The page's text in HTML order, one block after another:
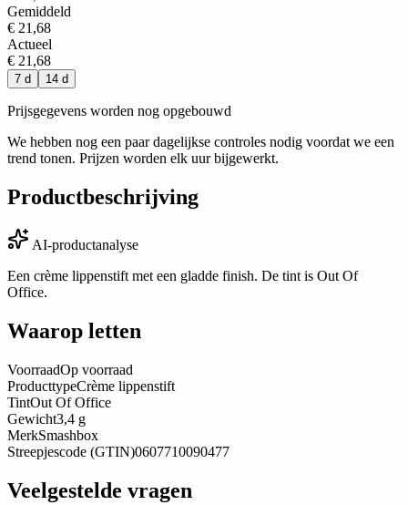
Gemiddeld
€ 21,68
Actueel
€ 21,68
7 d 14 d
Prijsgegevens worden nog opgebouwd
We hebben nog een paar dagelijkse controles nodig voordat we een
trend tonen. Prijzen worden elk uur bijgewerkt.
Productbeschrijving
AI-productanalyse
Een crème lippenstift met een gladde finish. De tint is Out Of
Office.
Waarop letten
VoorraadOp voorraad
ProducttypeCrème lippenstift
TintOut Of Office
Gewicht3,4 g
MerkSmashbox
Streepjescode (GTIN)0607710090477
Veelgestelde vragen